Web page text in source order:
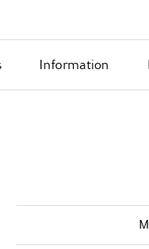
Information